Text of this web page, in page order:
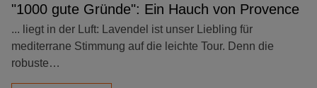
"1000 gute Gründe": Ein Hauch von Provence
... liegt in der Luft: Lavendel ist unser Liebling für
mediterrane Stimmung auf die leichte Tour. Denn die
robuste…